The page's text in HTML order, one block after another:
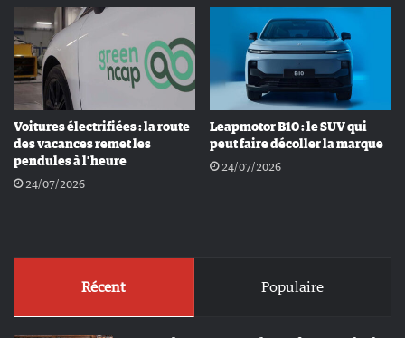
Voitures électrifiées : la route
des vacances remet les
pendules à l’heure
24/07/2026
Leapmotor B10 : le SUV qui
peut faire décoller la marque
24/07/2026
Récent Populaire